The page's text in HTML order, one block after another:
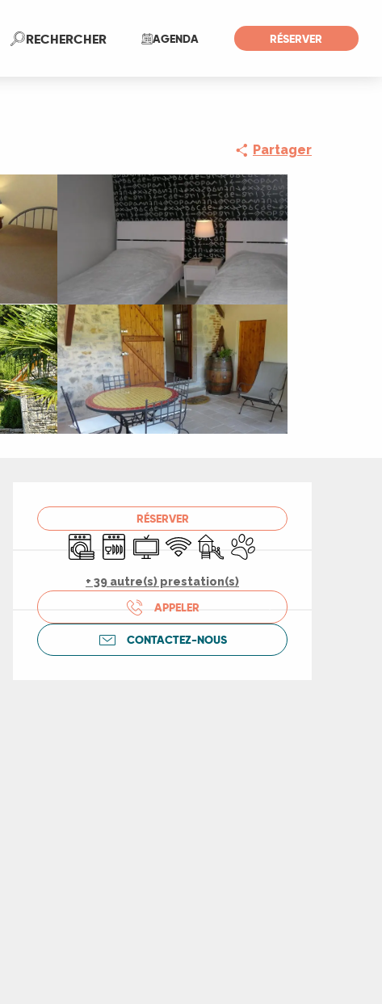
AGENDA RÉSERVER
RECHERCHERRecherche
Partager
Ouverture et
RÉSERVER
Lave lingeLave vaisselle
Télévision
WiFi Jeux pour enfants / Espace
Animaux acceptés
+ 39 autre(s) prestation(s)
APPELER
CONTACTEZ-NOUS